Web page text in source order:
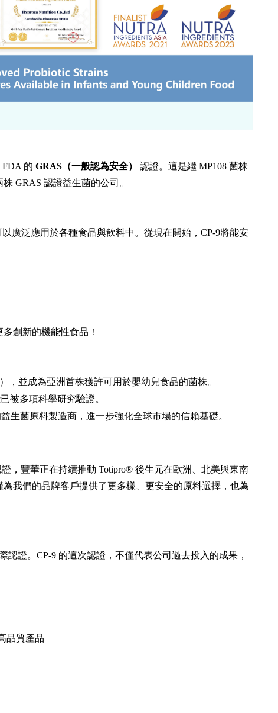
FDA 的GRAS （一般認為安全）
認證。這是繼 MP108 菌株
GRAS 認證益生菌的公司。
廣泛應用於各種食品與飲料中。從現在開始，CP-9將能安
創新的機能性食品！
，並成為亞洲首株獲許可用於嬰幼兒食品的菌株。
被多項科學研究驗證。
生菌原料製造商，進一步強化全球市場的信賴基礎。
，豐華正在持續推動 Totipro® 後生元在歐洲、北美與東南
我們的品牌客戶提供了更多樣、更安全的原料選擇，也為
證。CP-9 的這次認證，不僅代表公司過去投入的成果，
品質產品